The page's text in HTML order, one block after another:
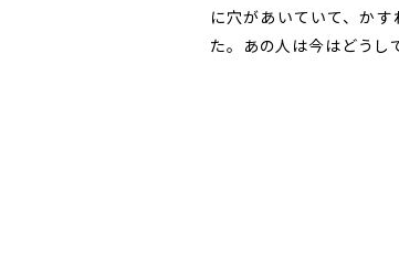
に穴があいていて、か
た。あの人は今はどうし